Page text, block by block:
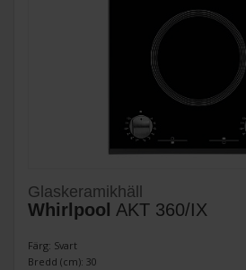
Glaskeramikhäll
Whirlpool AKT 360/IX
Färg: Svart
Bredd (cm): 30